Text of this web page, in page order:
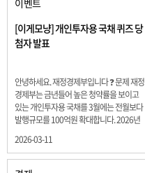
[이게모냥] 개인투자용 국채 퀴즈 당
첨자 발표
안녕하세요. 재정경제부입니다 ❓ 문제 재정
경제부는 금년들어 높은 청약률을 보이고
있는 개인투자용 국채를 3월에는 전월보다
발행규모를 100억원 확대합니다. 2026년
5년물 600억원, 10년물 900억원, 20년물
300억원입니다. 그렇다면 3월 개인투자용
국채의 총 발행 예정 금액은 얼마일까요??
2026-03-11